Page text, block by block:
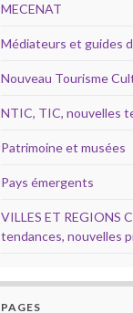
MECENAT
Médiateurs et guides
Nouveau Tourisme
NTIC, TIC, nouvelles
Patrimoine et musées
Pays émergents
VILLES ET REGIONS
tendances, nouvelles
PAGES